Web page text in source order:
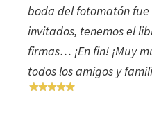
boda del fotomatón fue
invitados, tenemos el
firmas… ¡En fin! ¡Muy
todos los amigos y